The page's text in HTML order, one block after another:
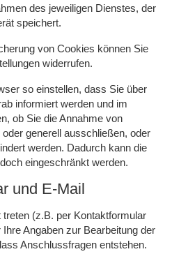
des jeweiligen Dienstes, der
speichert.
von Cookies können Sie
widerrufen.
so einstellen, dass Sie über
informiert werden und im
ob Sie die Annahme von
generell ausschließen, oder
werden. Dadurch kann die
eingeschränkt werden.
und E-Mail
(z.B. per Kontaktformular
Angaben zur Bearbeitung der
Anschlussfragen entstehen.